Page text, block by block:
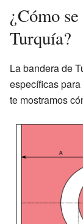
¿Cómo
Turquía?
La bandera de
específicas
te mostramos